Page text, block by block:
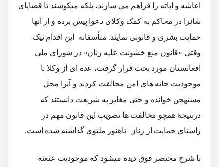
اعاشه و اباته را فراهم می سازند، بلکه میکوشند تا قضایای
شانرا در محاکم به کمک وکلای دعوا پیش برده و از آنها
حمایت بشری و قانونی نمایند. متأسفانه این اقدام نیک
وقتی «قانون منع خشونت علیه زنان» در شورای ملی
افغانستان مورد بحث قرار گرفت، عده ای از وکلا با
موجودیت خانه های امن مخالفت کردند و آنرا محل
مستهجن خوانده و حتی مغایر به شریعت دانستند که
درنتیجۀ همچو مخالفت ها تصویب این قانون مهم در
راستای حمایت از زنان تاهنوز ملتوی گذاشته شده است.
با شرح مختصر فوق دیده میشود که موجودیت عنعنه